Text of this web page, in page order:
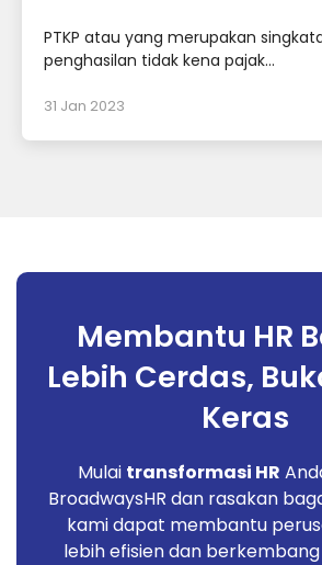
PTKP atau yang merupakan
penghasilan tidak kena pajak...
31 Jan 2023
Membantu HR
Lebih Cerdas,
Keras
Mulai transformasi HR
BroadwaysHR dan rasakan
kami dapat membantu
lebih efisien dan